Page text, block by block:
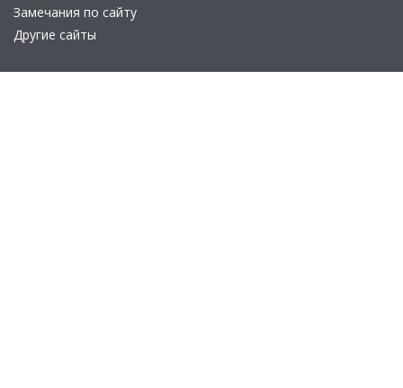
Замечания по сайту
Другие сайты